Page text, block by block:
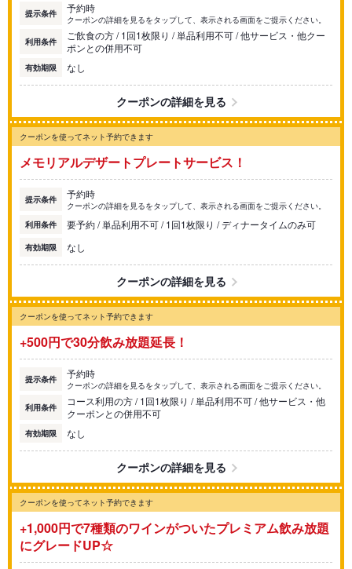
提示条件 予約時
クーポンの詳細を見るをタップして、表示される画面をご提示ください。
利用条件
ご飲食の方 / 1回1枚限り / 単品利用不可 / 他サービス・他クー
ポンとの併用不可
有効期限 なし
クーポンの詳細を見る
クーポンを使ってネット予約できます
メモリアルデザートプレートサービス！
提示条件 予約時
クーポンの詳細を見るをタップして、表示される画面をご提示ください。
利用条件
要予約 / 単品利用不可 / 1回1枚限り / ディナータイムのみ可
有効期限 なし
クーポンの詳細を見る
クーポンを使ってネット予約できます
+500円で30分飲み放題延長！
提示条件 予約時
クーポンの詳細を見るをタップして、表示される画面をご提示ください。
利用条件
コース利用の方 / 1回1枚限り / 単品利用不可 / 他サービス・他
クーポンとの併用不可
有効期限 なし
クーポンの詳細を見る
クーポンを使ってネット予約できます
+1,000円で7種類のワインがついたプレミアム飲み放題
にグレードUP☆